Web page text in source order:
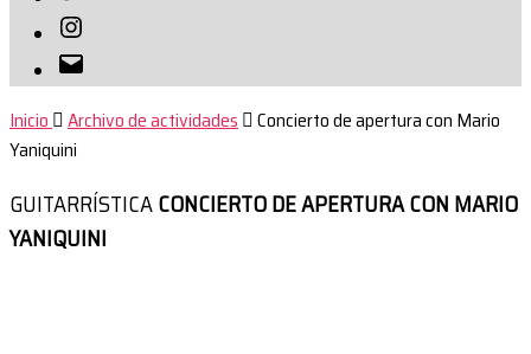
Instagram
Correo
electrónico
Inicio Archivo de actividades
Concierto de apertura con Mario
Yaniquini
GUITARRÍSTICACONCIERTO DE APERTURA CON MARIO
YANIQUINI